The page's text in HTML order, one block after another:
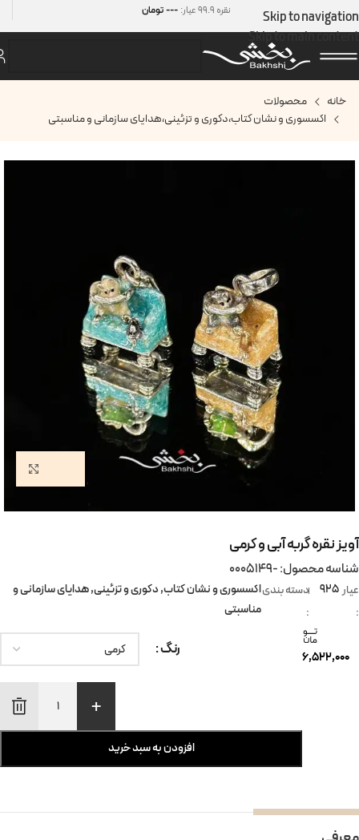
Skip to navigation
Skip to main content
نقره 99.9 عیار: ---تومان
خانه
محصولات
اکسسوری و نشان کتاب،دکوری و تزئینی،هدایای سازمانی و مناسبتی
آویز نقره گربه آبی و کرمی
شناسه محصول: -0005149
عیار
:
925
دسته بندی
:
اکسسوری و نشان کتاب,دکوری و تزئینی,هدایای سازمانی و
مناسبتی
6,522,000 رنگ
+
افزودن به سبد خرید